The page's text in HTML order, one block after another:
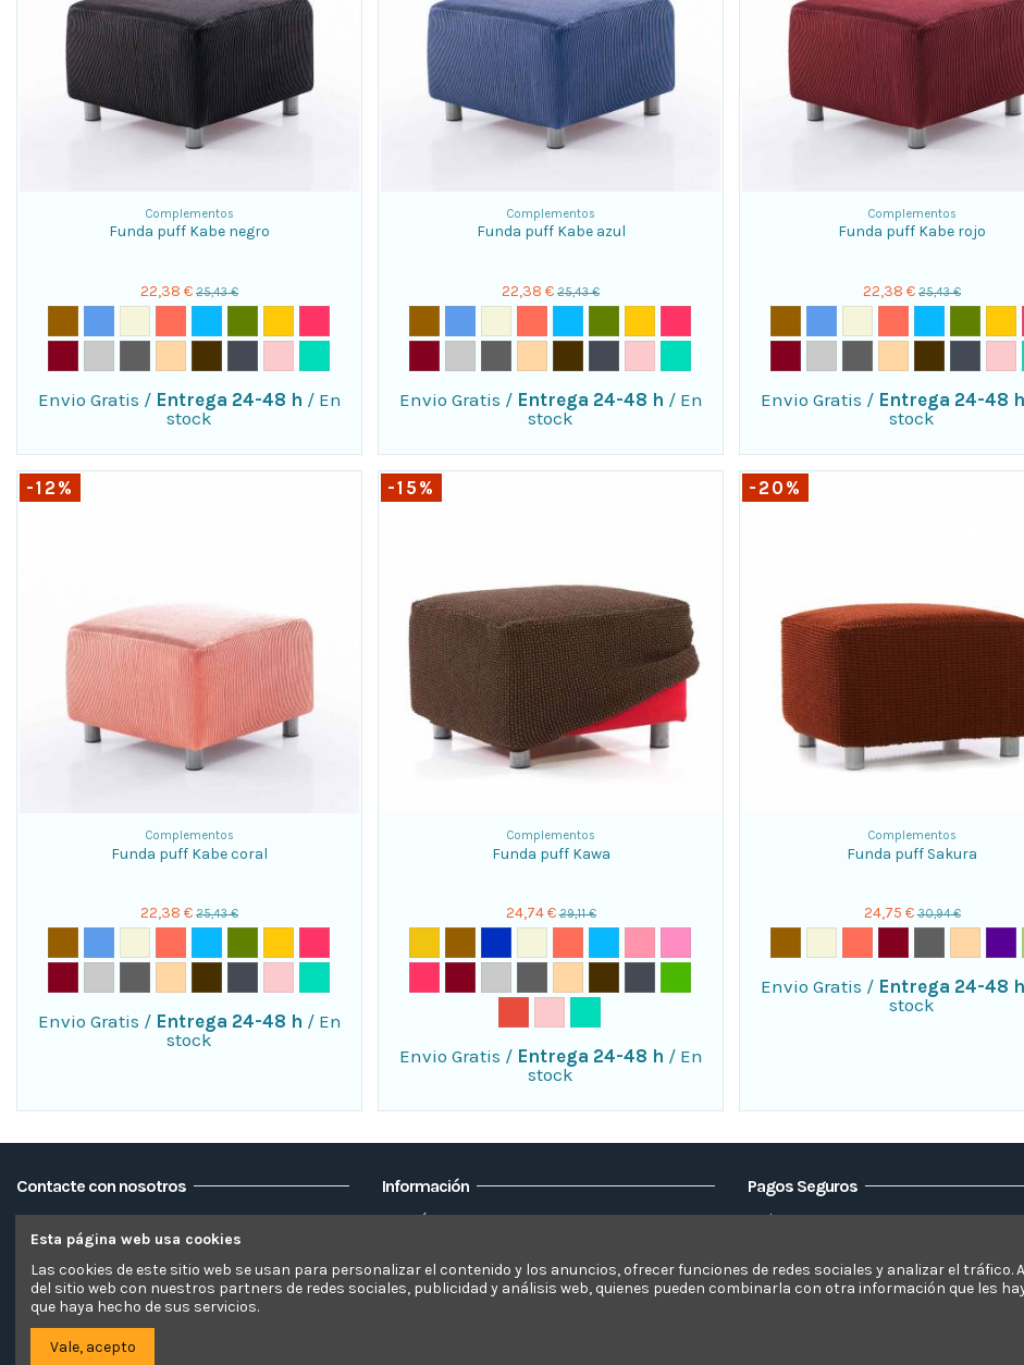
Complementos
Funda puff Kabe negro
22,38 € 25,43 €
Envio Gratis / Entrega 24-48 h / En
stock
Complementos
Funda puff Kabe azul
22,38 € 25,43 €
Envio Gratis / Entrega 24-48 h / En
stock
Complementos
Funda puff Kabe rojo
22,38 € 25,43 €
Envio Gratis / Entrega 24-48 h
stock
-12%
Complementos
Funda puff Kabe coral
22,38 € 25,43 €
Envio Gratis / Entrega 24-48 h / En
stock
-15%
Complementos
Funda puff Kawa
24,74 € 29,11 €
Envio Gratis / Entrega 24-48 h / En
stock
-20%
Complementos
Funda puff Sakura
24,75 € 30,94 €
Envio Gratis / Entrega 24-48 h
stock
Contacte con nosotros
CSPE TEXTILE GLOBAL SOLUTIONS SL
C/Trama 12, 46870
ONTINYENT (Valencia – España)
+ 34 960 717 973
hola@elsofacamaleon.es
Información
Envío
Inicio
Devoluciones
Pagos Seguros
Visa
Paypal
Bizum
Esta página web usa cookies
Las cookies de este sitio web se usan para personalizar el contenido y los anuncios, ofrecer funciones de redes sociales y analizar el
del sitio web con nuestros partners de redes sociales, publicidad y análisis web, quienes pueden combinarla con otra información que les
que haya hecho de sus servicios.
Vale, acepto